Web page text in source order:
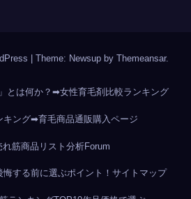
| Theme: Newsup by Themeansar.
とは何か？➡女性育毛剤比較ランキング
キング➡育毛商品通販購入ページ
れ筋商品リスト分析Forum
する前に選ぶポイント！ サイトマップ